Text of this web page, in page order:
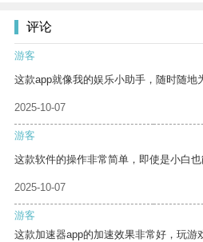
评论
游客
这款app就像我的娱乐小助手，随时随地
2025-10-07
游客
这款软件的操作非常简单，即使是小白也
2025-10-07
游客
这款加速器app的加速效果非常好，玩游